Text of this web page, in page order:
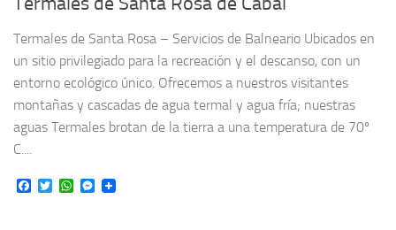
Termales de Santa Rosa – Servicios de Balneario Ubicados en
un sitio privilegiado para la recreación y el descanso, con un
entorno ecológico único. Ofrecemos a nuestros visitantes
montañas y cascadas de agua termal y agua fría; nuestras
aguas Termales brotan de la tierra a una temperatura de 70º
C....
Facebook
TwitterWhatsApp
Messenger